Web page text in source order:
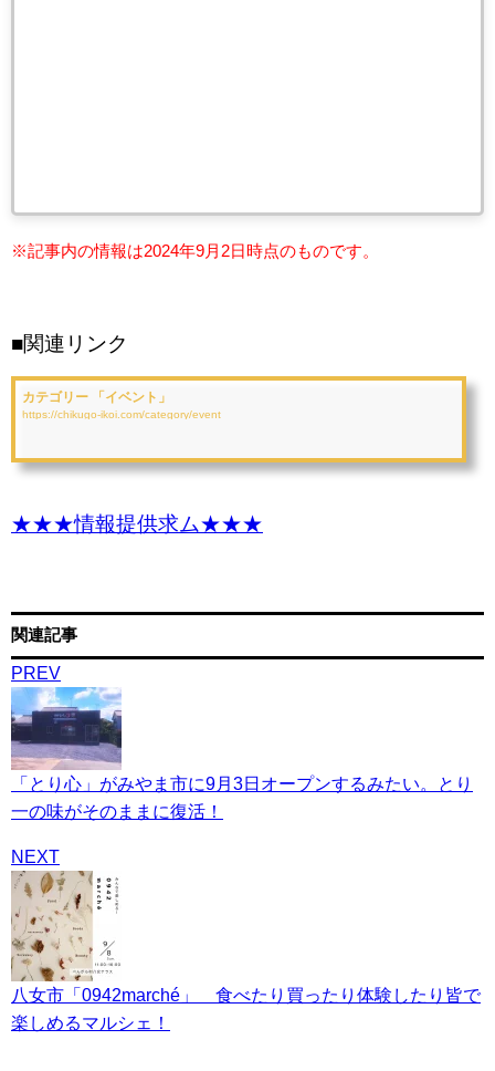
※記事内の情報は2024年9月2日時点のものです。
■関連リンク
カテゴリー 「イベント」
https://chikugo-ikoi.com/category/event
★★★情報提供求ム★★★
関連記事
PREV
「とり心」がみやま市に9月3日オープンするみたい。とり
一の味がそのままに復活！
NEXT
八女市「0942marché」 食べたり買ったり体験したり皆で
楽しめるマルシェ！